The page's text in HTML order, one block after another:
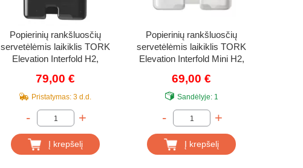
Popierinių rankšluosčių
servetėlėmis laikiklis TORK
Elevation Interfold H2,
79,00 €
Pristatymas: 3 d.d.
- +
Į krepšelį
Popierinių rankšluosčių
servetėlėmis laikiklis TORK
Elevation Interfold Mini H2,
69,00 €
Sandėlyje:1
- +
Į krepšelį